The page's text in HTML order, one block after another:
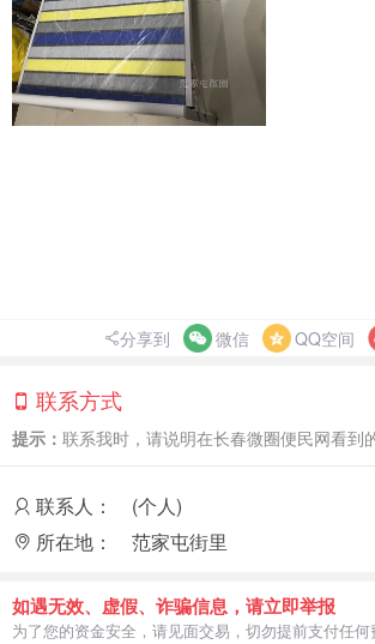
分享到 微信 QQ空间
联系方式
提示： 联系我时，请说明在长春微圈便民网看到
联系人：
(个人)
所在地：
范家屯街里
如遇无效、虚假、诈骗信息，请立即举报
为了您的资金安全，请见面交易，切勿提前支付任何